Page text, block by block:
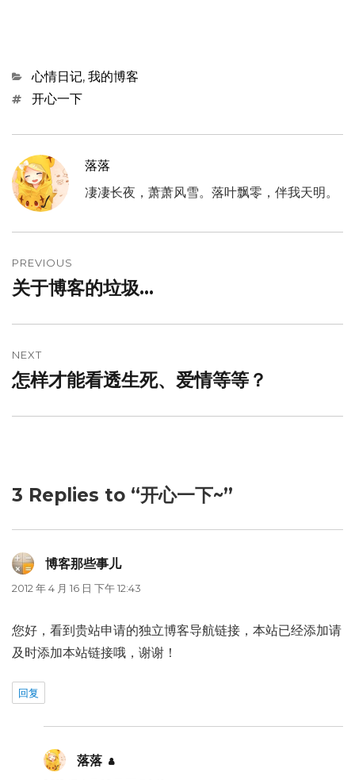
Categories
心情日记, 我的博客
Tags开心一下
落落
凄凄长夜，萧萧风雪。落叶飘零，伴我天明。
章
导
航
PREVIOUS
Previous
关于博客的垃圾…
NEXT
Next
怎样才能看透生死、爱情等等？
3 Replies to “开心一下~”
博客那些事儿说
道：
2012 年 4 月 16 日 下午 12:43
您好，看到贵站申请的独立博客导航链接，本站已经添加请
及时添加本站链接哦，谢谢！
回复
落落 说